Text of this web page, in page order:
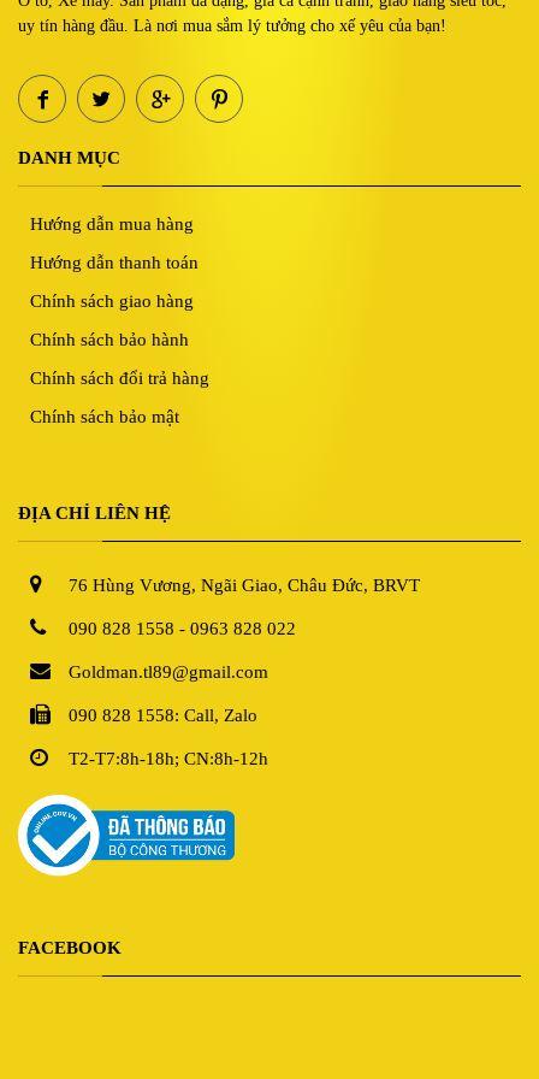
uy tín hàng đầu. Là nơi mua sắm lý tưởng cho xế yêu của bạn!
DANH MỤC
Hướng dẫn mua hàng
Hướng dẫn thanh toán
Chính sách giao hàng
Chính sách bảo hành
Chính sách đổi trả hàng
Chính sách bảo mật
ĐỊA CHỈ LIÊN HỆ
76 Hùng Vương, Ngãi Giao, Châu Đức, BRVT
090 828 1558 - 0963 828 022
Goldman.tl89@gmail.com
090 828 1558: Call, Zalo
T2-T7:8h-18h; CN:8h-12h
FACEBOOK